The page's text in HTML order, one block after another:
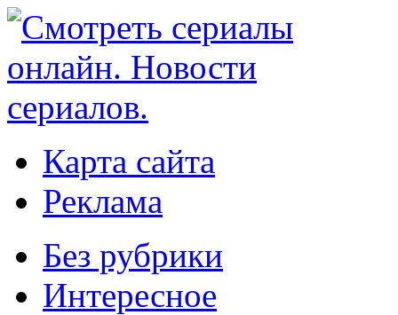
Карта сайта
Реклама
Без рубрики
Интересное